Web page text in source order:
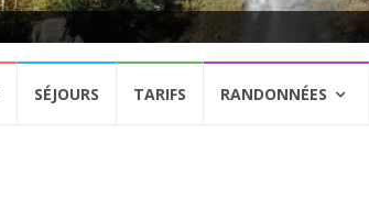
SÉJOURS TARIFS RANDONNÉES